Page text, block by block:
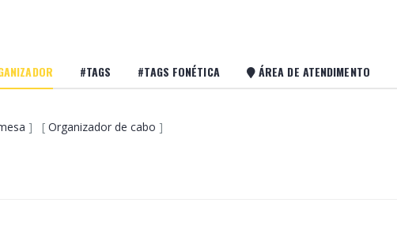
#TAGS #TAGS FONÉTICA ÁREA DE ATENDIMENTO
] [ Organizador de cabo ]